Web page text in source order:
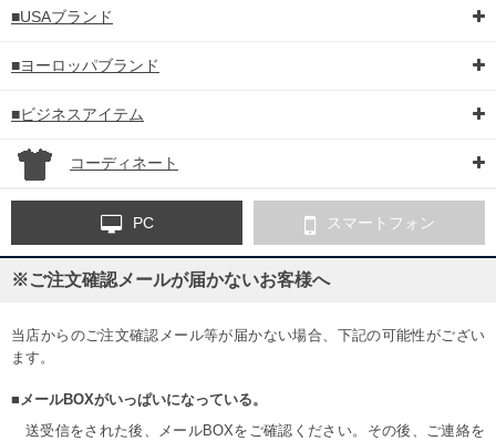
■USAブランド
■ヨーロッパブランド
■ビジネスアイテム
コーディネート
PC スマートフォン
※ご注文確認メールが届かないお客様へ
当店からのご注文確認メール等が届かない場合、下記の可能性がござい
ます。
■メールBOXがいっぱいになっている。
送受信をされた後、メールBOXをご確認ください。その後、ご連絡を